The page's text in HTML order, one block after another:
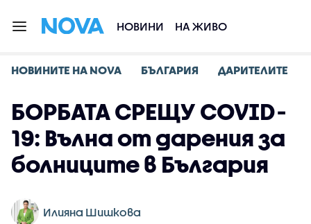
НОВИНИ НА ЖИВО
НОВИНИТЕ НА NOVA БЪЛГАРИЯ ДАРИТЕЛИТЕ
БОРБАТА СРЕЩУ COVID-
19: Вълна от дарения за
болниците в България
Илияна Шишкова